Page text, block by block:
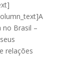
no Brasil –
relações